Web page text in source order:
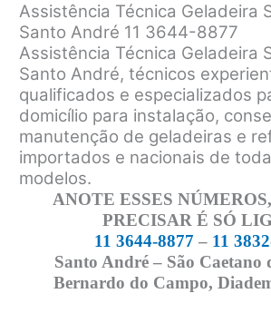
Assistência Técnica Geladeira
Santo André 11 3644-8877
Assistência Técnica Geladeira
Santo André, técnicos
qualificados e especializados
domicílio para instalação,
manutenção de geladeiras e
importados e nacionais de
modelos.
ANOTE ESSES
PRECISAR É SÓ
11 3644-8877 – 11
Santo André – São Caetano
Bernardo do Campo,